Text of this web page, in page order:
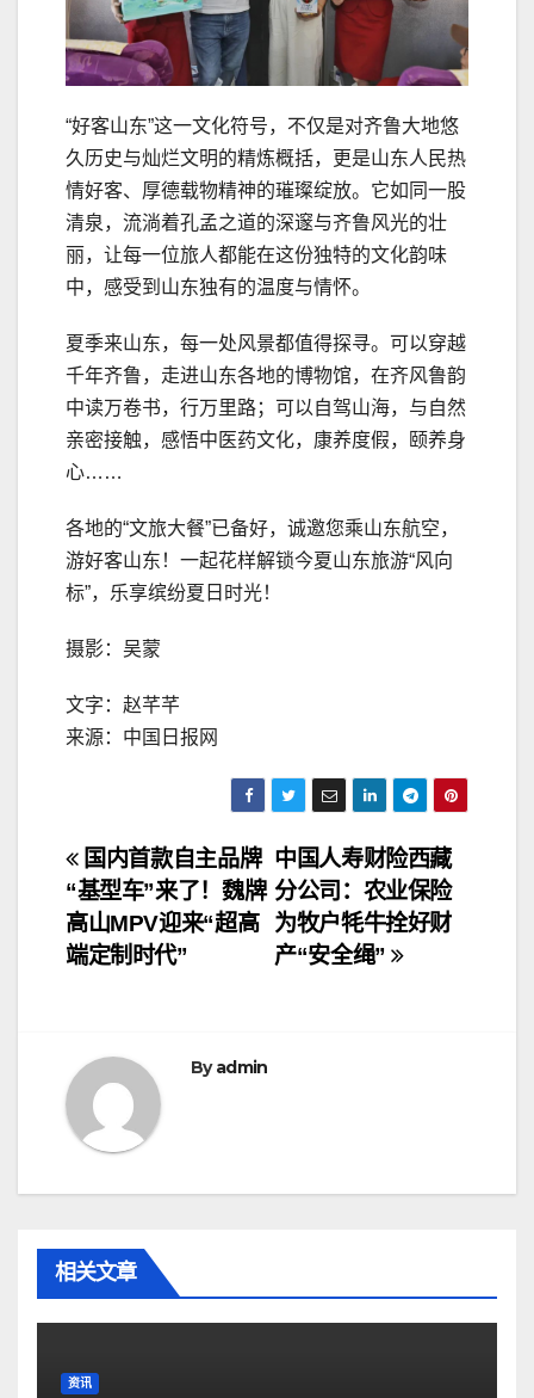
“好客山东”这一文化符号，不仅是对齐鲁大地悠
久历史与灿烂文明的精炼概括，更是山东人民热
情好客、厚德载物精神的璀璨绽放。它如同一股
清泉，流淌着孔孟之道的深邃与齐鲁风光的壮
丽，让每一位旅人都能在这份独特的文化韵味
中，感受到山东独有的温度与情怀。
夏季来山东，每一处风景都值得探寻。可以穿越
千年齐鲁，走进山东各地的博物馆，在齐风鲁韵
中读万卷书，行万里路；可以自驾山海，与自然
亲密接触，感悟中医药文化，康养度假，颐养身
心……
各地的“文旅大餐”已备好，诚邀您乘山东航空，
游好客山东！一起花样解锁今夏山东旅游“风向
标”，乐享缤纷夏日时光！
摄影：吴蒙
文字：赵芊芊
来源：中国日报网
文
章
导
中国人寿财险西藏
分公司：农业保险
为牧户牦牛拴好财
产“安全绳”
国内首款自主品牌
“基型车”来了！魏牌
高山MPV迎来“超高
端定制时代”
Byadmin
相关文章
资讯